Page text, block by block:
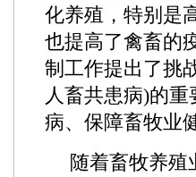
化养殖，特别是
也提高了禽畜的
制工作提出了挑
人畜共患病)的
病、保障畜牧业
随着畜牧养殖